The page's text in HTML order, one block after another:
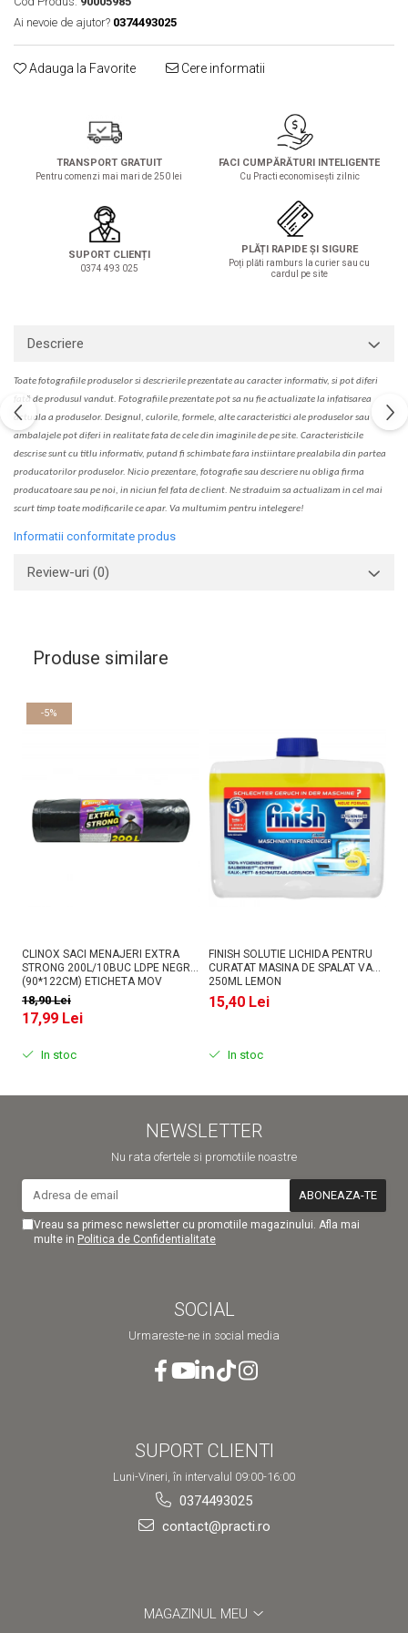
Solutie de indepartat rugina si
calcar
pentru par, masca de par
Ai nevoie de ajutor? 0374493025
Adauga la Favorite Cere informatii
TRANSPORT GRATUIT
Pentru comenzi mai mari de 250 lei
FACI CUMPĂRĂTURI INTELIGENTE
Cu Practi economisești zilnic
SUPORT CLIENȚI
0374 493 025
PLĂȚI RAPIDE ȘI SIGURE
Poți plăti ramburs la curier sau cu
cardul pe site
Descriere
Toate fotografiile produselorsidescrierileprezentate au caracter informativ, si pot diferi
ă de produsul vandut. Fotografiile prezentate pot sa nu fie actualizate la infatisarea
actuala a produselor. Designul, culorile, formele, alte caracteristici ale produselor sau
ambalajele pot diferi in realitate fata de cele din imaginile de pe site. Caracteristicile
descrise sunt cu titlu informativ, putand fi schimbate fara instiintare prealabila din partea
producatorilor produselor. Nicio prezentare, fotografie sau descriere nu obliga firma
producatoare sau pe noi, in niciun fel fata de client. Ne straduim sa actualizam in cel mai
scurt timp toate modificarile ce apar. Va multumim pentru intelegere!
Informatii conformitate produs
Review-uri (0)
Produse similare
-5%
CLINOX SACI MENAJERI EXTRA
STRONG 200L/10BUC LDPE NEGRI
(90*122CM) ETICHETA MOV
18,90 Lei
17,99 Lei
In stoc
FINISH SOLUTIE LICHIDA PENTRU
CURATAT MASINA DE SPALAT VASE
250ML LEMON
15,40 Lei
In stoc
NEWSLETTER
Nu rata ofertele si promotiile noastre
Vreau sa primesc newsletter cu promotiile magazinului. Afla mai
multe in Politica de Confidentialitate
SOCIAL
Urmareste-ne in social media
SUPORT CLIENTI
Luni-Vineri, în intervalul 09:00-16:00
0374493025
contact@practi.ro
MAGAZINUL MEU